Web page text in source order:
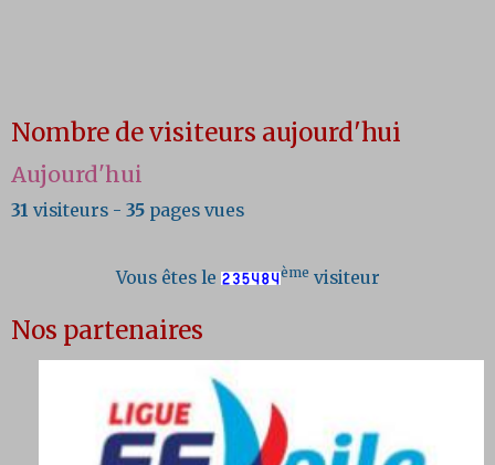
Nombre de visiteurs aujourd'hui
Aujourd'hui
31 visiteurs - 35 pages vues
Vous êtes le ème visiteur
Nos partenaires